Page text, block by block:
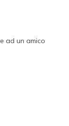
ad un amico